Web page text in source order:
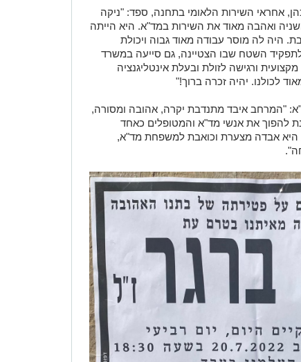
לכולנו. יהיה זכרה ברוך!"
"המרחב איבד מתנדבת יקרה, אהובה ומסורה,
להפוך את אנשי מד"א והמטופלים כאחד
היא אבדה מצערת וכואבת למשפחת מד"א,